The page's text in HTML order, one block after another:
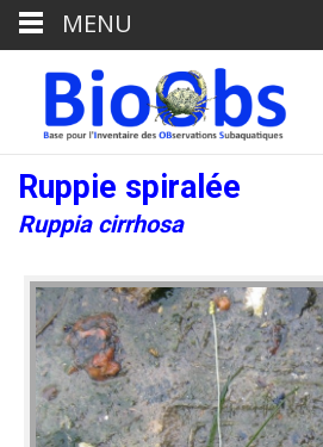
Ruppie spiralée
Ruppia cirrhosa
MENU